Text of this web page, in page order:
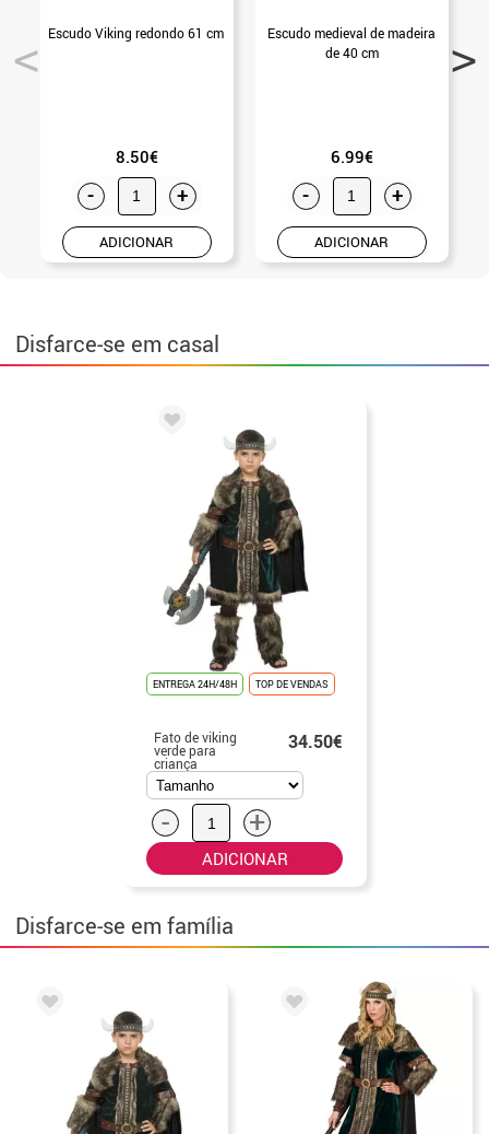
Escudo Viking redondo 61 cm
8.50€
- +
ADICIONAR
Escudo medieval de madeira
de 40 cm
6.99€
- +
ADICIONAR
Disfarce-se em casal
ENTREGA 24H/48H TOP DE VENDAS
Fato de viking
verde para
criança
34.50€
- +
ADICIONAR
Disfarce-se em família